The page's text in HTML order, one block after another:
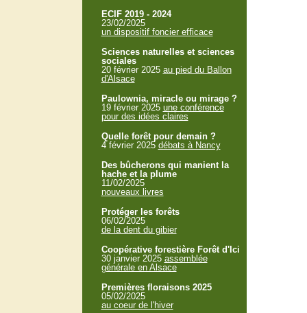
ECIF 2019 - 2024
23/02/2025
un dispositif foncier efficace
Sciences naturelles et sciences
sociales
20 février 2025 au pied du Ballon
d'Alsace
Paulownia, miracle ou mirage ?
19 février 2025 une conférence
pour des idées claires
Quelle forêt pour demain ?
4 février 2025 débats à Nancy
Des bûcherons qui manient la
hache et la plume
11/02/2025
nouveaux livres
Protéger les forêts
06/02/2025
de la dent du gibier
Coopérative forestière Forêt d'Ici
30 janvier 2025 assemblée
générale en Alsace
Premières floraisons 2025
05/02/2025
au coeur de l'hiver